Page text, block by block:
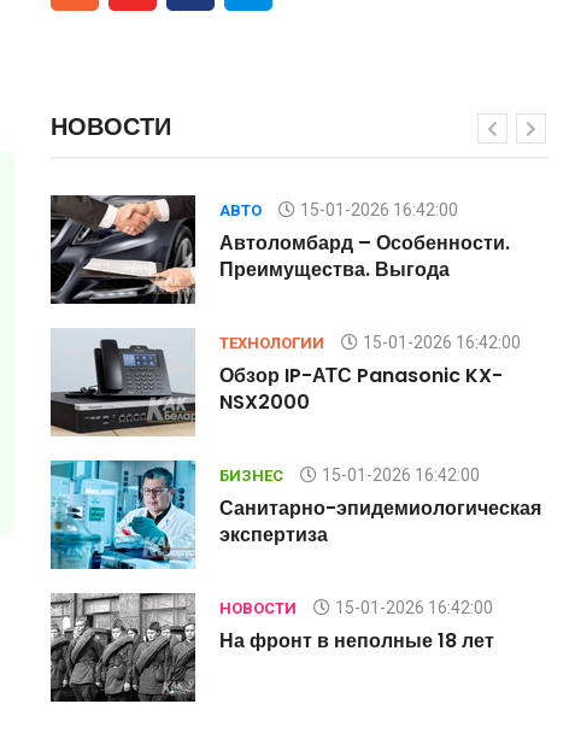
НОВОСТИ
АВТО 15-01-2026 16:42:00
Автоломбард – Особенности.
Преимущества. Выгода
ТЕХНОЛОГИИ 15-01-2026 16:42:00
Обзор IP-АТС Panasonic KX-
NSX2000
БИЗНЕС 15-01-2026 16:42:00
Санитарно-эпидемиологическая
экспертиза
НОВОСТИ 15-01-2026 16:42:00
На фронт в неполные 18 лет